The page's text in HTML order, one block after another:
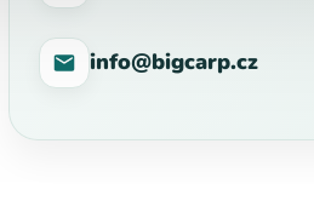
info@bigcarp.cz